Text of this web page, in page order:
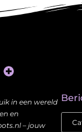
in een wereld
en
– jouw